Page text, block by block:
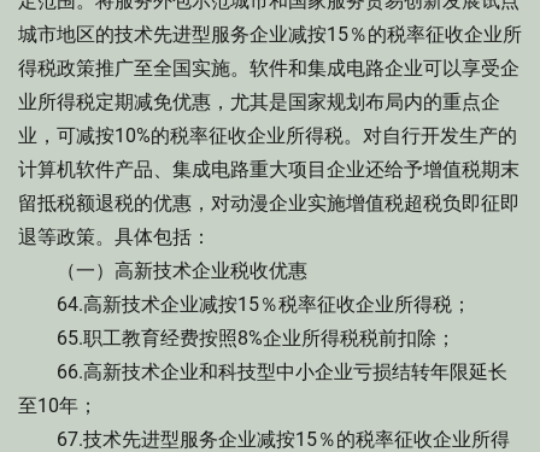
城市地区的技术先进型服务企业减按15％的税率征收企业所
得税政策推广至全国实施。软件和集成电路企业可以享受企
业所得税定期减免优惠，尤其是国家规划布局内的重点企
业，可减按10%的税率征收企业所得税。对自行开发生产的
计算机软件产品、集成电路重大项目企业还给予增值税期末
留抵税额退税的优惠，对动漫企业实施增值税超税负即征即
退等政策。具体包括：
（一）高新技术企业税收优惠
64.高新技术企业减按15％税率征收企业所得税；
65.职工教育经费按照8%企业所得税税前扣除；
66.高新技术企业和科技型中小企业亏损结转年限延长
至10年；
67.技术先进型服务企业减按15％的税率征收企业所得